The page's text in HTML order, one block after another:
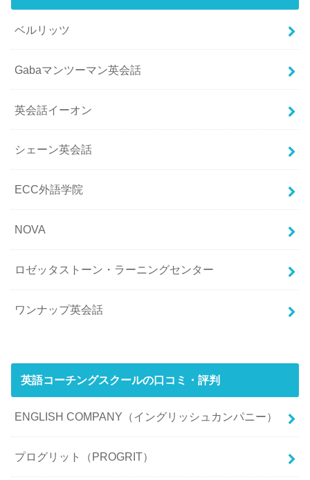
ベルリッツ
Gabaマンツーマン英会話
英会話イーオン
シェーン英会話
ECC外語学院
NOVA
ロゼッタストーン・ラーニングセンター
ワンナップ英会話
英語コーチングスクールの口コミ・評判
ENGLISH COMPANY（イングリッシュカンパニー）
プログリット（PROGRIT）